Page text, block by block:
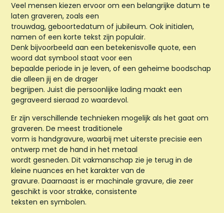
Veel mensen kiezen ervoor om een belangrijke datum te
laten graveren, zoals een
trouwdag, geboortedatum of jubileum. Ook initialen,
namen of een korte tekst zijn populair.
Denk bijvoorbeeld aan een betekenisvolle quote, een
woord dat symbool staat voor een
bepaalde periode in je leven, of een geheime boodschap
die alleen jij en de drager
begrijpen. Juist die persoonlijke lading maakt een
gegraveerd sieraad zo waardevol.
Er zijn verschillende technieken mogelijk als het gaat om
graveren. De meest traditionele
vorm is handgravure, waarbij met uiterste precisie een
ontwerp met de hand in het metaal
wordt gesneden. Dit vakmanschap zie je terug in de
kleine nuances en het karakter van de
gravure. Daarnaast is er machinale gravure, die zeer
geschikt is voor strakke, consistente
teksten en symbolen.